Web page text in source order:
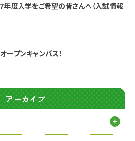
度入学をご希望の皆さんへ（入試情報
ープンキャンパス！
アーカイブ